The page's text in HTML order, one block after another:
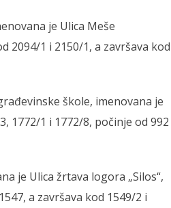
je Ulica Meše
2094/1 i 2150/1, a završava kod
škole, imenovana je
1772/1 i 1772/8, počinje od 992
je Ulica žrtava logora „Silos“,
a završava kod 1549/2 i